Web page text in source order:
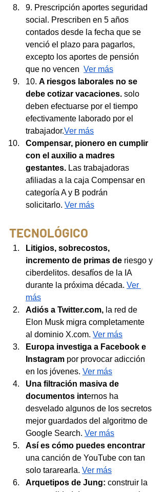
9. Prescripción aportes seguridad
social. Prescriben en 5 años
contados desde la fecha que se
venció el plazo para pagarlos,
excepto los aportes de pensión
que no vencen Ver más
10. A riesgos laborales no se
debe cotizar vacaciones. solo
deben efectuarse por el tiempo
efectivamente laborado por el
trabajador.Ver más
Compensar, pionero en cumplir
con el auxilio a madres
gestantes. Las trabajadoras
afiliadas a la caja Compensar en
categoría A y B podrán
solicitarlo. Ver más
TECNOLÓGICO
Litigios, sobrecostos,
incremento de primas de riesgo y
ciberdelitos. desafíos de la IA
durante la próxima década. Ver
más
Adiós a Twitter.com, la red de
Elon Musk migra completamente
al dominio X.com. Ver más
Europa investiga a Facebook e
Instagram por provocar adicción
en los jóvenes. Ver más
Una filtración masiva de
documentos internos ha
desvelado algunos de los secretos
mejor guardados del algoritmo de
Google Search. Ver más
Así es cómo puedes encontrar
una canción de YouTube con tan
solo tararearla. Ver más
Arquetipos de Jung: construir la